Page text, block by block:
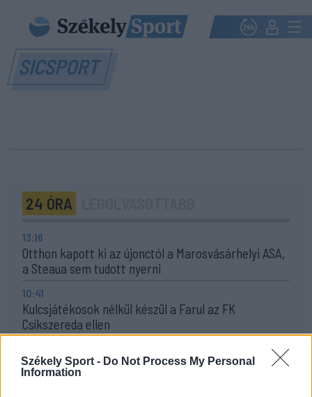
Székely Sport - Do Not Process My Personal
Information
SICSPORT
24 ÓRA
13:16
Otthon kapott ki az újonctól a Marosvásárhelyi ASA,
a Steaua sem tudott nyerni
10:41
Kulcsjátékosok nélkül készül a Farul az FK
Csíkszereda ellen
Aranyérmek sokaságával tért haza Kőszegről a
Godako